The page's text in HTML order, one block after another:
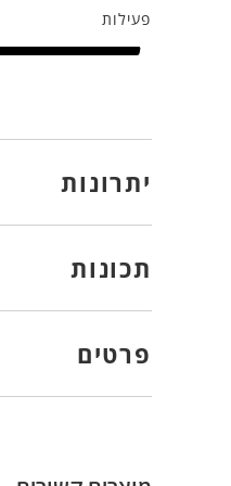
פעילות
יתרונות
תכונות
פרטים